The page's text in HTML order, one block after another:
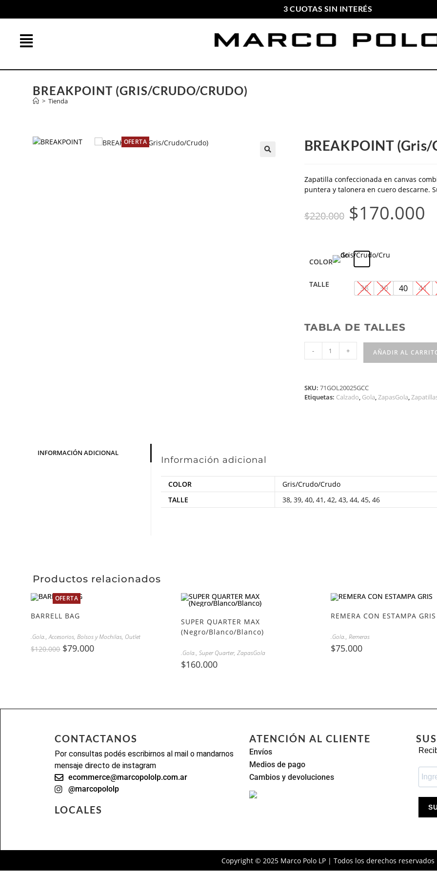
3 CUOTAS SIN INTERÉS
ENVIOS GRATIS A PARTIR DE $169.000
BREAKPOINT (GRIS/CRUDO/CRUDO)
> Tienda
OFERTA BREAKPOINT
Zapatilla confeccionada en canvas
puntera y talonera en cuero descarne.
$220.000 $170.000
COLOR
TALLE 38 39 40 41
TABLA DE TALLES
- + AÑADIR AL
SKU: 71GOL20025GCC
Etiquetas: Calzado, Gola,ZapasGola,
INFORMACIÓN ADICIONAL
Información adicional
COLOR
Gris/Crudo/Crudo
TALLE
38,39,40,41,42,43,44,45,46
Productos relacionados
OFERTA
BARRELL BAG
.Gola.,Accesorios,Bolsos y Mochilas, Outlet
$120.000 $79.000
SUPER QUARTER MAX
(Negro/Blanco/Blanco)
.Gola., Super Quarter, ZapasGola
$160.000
REMERA CON ESTAMPA GRIS
.Gola.,Remeras
$75.000
CONTACTANOS
Por consultas podés escribirnos al mail o mandarnos
mensaje directo de instagram
ecommerce@marcopololp.com.ar
@marcopololp
LOCALES
ATENCIÓN AL CLIENTE
Envíos
Medios de pago
Cambios y devoluciones
Copyright © 2025 Marco Polo LP | Todos los derechos reservados